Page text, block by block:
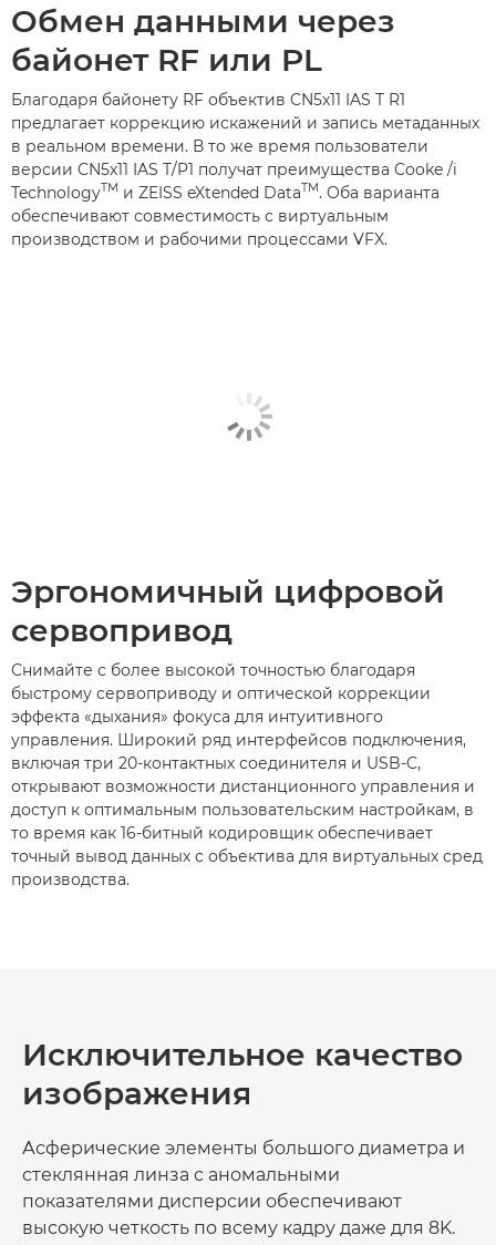
Обмен данными через
байонет RF или PL
Благодаря байонету RF объектив CN5x11 IAS T R1
предлагает коррекцию искажений и запись метаданных
в реальном времени. В то же время пользователи
версии CN5x11 IAS T/P1 получат преимущества Cooke /i
TechnologyTM и ZEISS eXtended DataTM . Оба варианта
обеспечивают совместимость с виртуальным
производством и рабочими процессами VFX.
Эргономичный цифровой
сервопривод
Снимайте с более высокой точностью благодаря
быстрому сервоприводу и оптической коррекции
эффекта «дыхания» фокуса для интуитивного
управления. Широкий ряд интерфейсов подключения,
включая три 20-контактных соединителя и USB-C,
открывают возможности дистанционного управления и
доступ к оптимальным пользовательским настройкам, в
то время как 16-битный кодировщик обеспечивает
точный вывод данных с объектива для виртуальных сред
производства.
Исключительное качество
изображения
Асферические элементы большого диаметра и
стеклянная линза с аномальными
показателями дисперсии обеспечивают
высокую четкость по всему кадру даже для 8K.